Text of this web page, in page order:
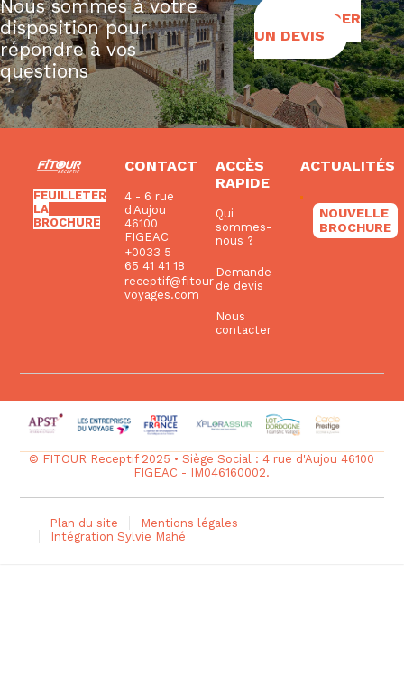
Nous sommes à votre
disposition pour
répondre à vos
questions
DEMANDER
UN DEVIS
FEUILLETER
LA
BROCHURE
CONTACT
4 - 6 rue
d'Aujou
46100
FIGEAC
+0033 5
65 41 41 18
receptif@fitour-
voyages.com
ACCÈS
RAPIDE
Qui
sommes-
nous ?
Demande
de devis
Nous
contacter
ACTUALITÉS
NOUVELLE
BROCHURE
© FITOUR Receptif 2025 • Siège Social : 4 rue d'Aujou 46100
FIGEAC - IM046160002.
Plan du site
Mentions légales
Intégration Sylvie Mahé